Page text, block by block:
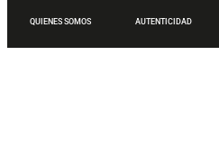
QUIENES SOMOS AUTENTICIDAD